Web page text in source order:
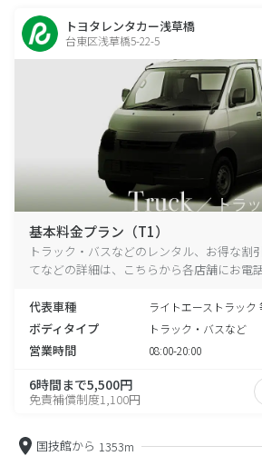
トヨタレンタカー浅草橋
台東区浅草橋5-22-5
基本料金プラン（T1）
トラック・バスなどのレンタル、お得な割
てなどの詳細は、こちらから各店舗にお電
代表車種 ライトエーストラック
ボディタイプ トラック・バスなど
営業時間 08:00-20:00
6時間まで5,500円
免責補償制度1,100円
国技館から 1353m